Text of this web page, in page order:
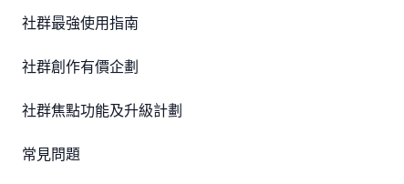
社群最強使用指南
社群創作有價企劃
社群焦點功能及升級計劃
常見問題